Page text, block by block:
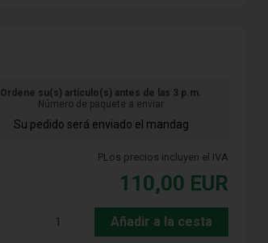
Ordene su(s) artículo(s) antes de las 3 p.m.
Número de paquete a enviar
Su pedido será enviado el mandag
PLos precios incluyen el IVA
110,00 EUR
Añadir a la cesta